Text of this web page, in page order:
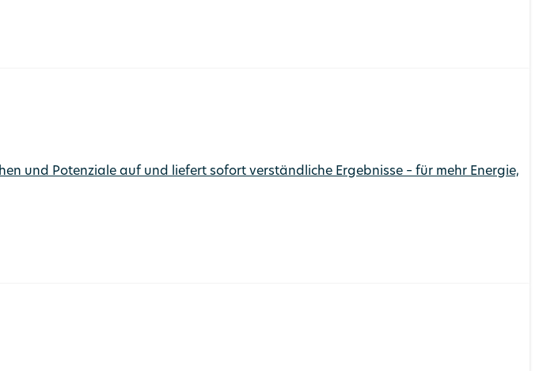
und Potenziale auf und liefert sofort verständliche Ergebnisse – für mehr Energie,